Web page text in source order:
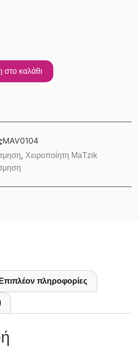
καλάθι
MAV0104
, Χειροποίητη MaTzik
Επιπλέον πληροφορίες